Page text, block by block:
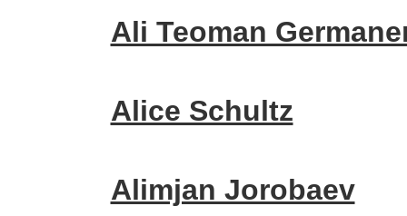
Ali Teoman
Alice Schultz
Alimjan Jorobaev